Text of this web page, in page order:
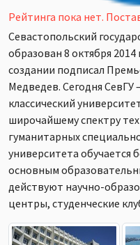
Рейтинга пока нет.
Севастопольский
образован 8 октября
создании подписал
Медведев. Сегодня
классический
широчайшему спектру
гуманитарных
университета обучается
основным
действуют научно-
центры, студенческие